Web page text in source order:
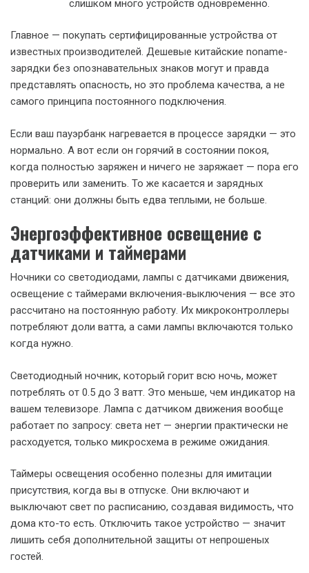
слишком много устройств одновременно.
Главное — покупать сертифицированные устройства от
известных производителей. Дешевые китайские noname-
зарядки без опознавательных знаков могут и правда
представлять опасность, но это проблема качества, а не
самого принципа постоянного подключения.
Если ваш пауэрбанк нагревается в процессе зарядки — это
нормально. А вот если он горячий в состоянии покоя,
когда полностью заряжен и ничего не заряжает — пора его
проверить или заменить. То же касается и зарядных
станций: они должны быть едва теплыми, не больше.
Энергоэффективное освещение с
датчиками и таймерами
Ночники со светодиодами, лампы с датчиками движения,
освещение с таймерами включения-выключения — все это
рассчитано на постоянную работу. Их микроконтроллеры
потребляют доли ватта, а сами лампы включаются только
когда нужно.
Светодиодный ночник, который горит всю ночь, может
потреблять от 0.5 до 3 ватт. Это меньше, чем индикатор на
вашем телевизоре. Лампа с датчиком движения вообще
работает по запросу: света нет — энергии практически не
расходуется, только микросхема в режиме ожидания.
Таймеры освещения особенно полезны для имитации
присутствия, когда вы в отпуске. Они включают и
выключают свет по расписанию, создавая видимость, что
дома кто-то есть. Отключить такое устройство — значит
лишить себя дополнительной защиты от непрошеных
гостей.